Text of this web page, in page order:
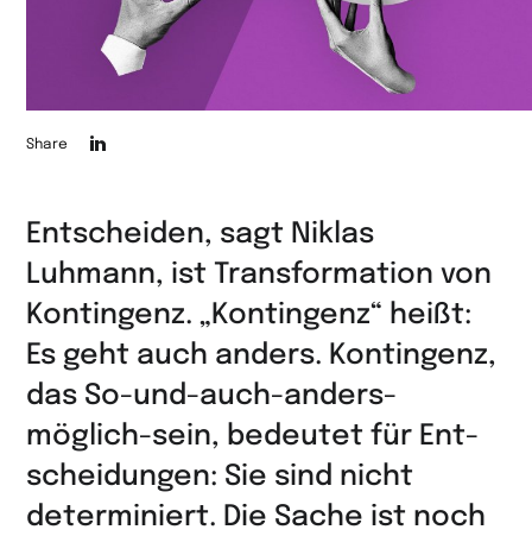
auf
LinkedIn
Share
Entscheiden, sagt Niklas
Luhmann, ist Transformation von
Kontingenz. „Kontingenz“ heißt:
Es geht auch anders. Kontingenz,
das So-und-auch-anders-
möglich-sein, bedeutet für Ent­
scheidungen: Sie sind nicht
determiniert. Die Sache ist noch